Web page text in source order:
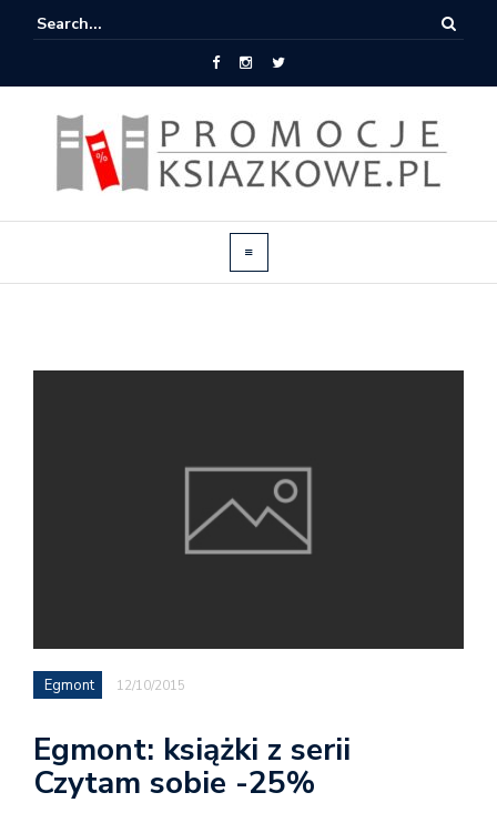
Egmont 12/10/2015
Egmont: książki z serii
Czytam sobie -25%